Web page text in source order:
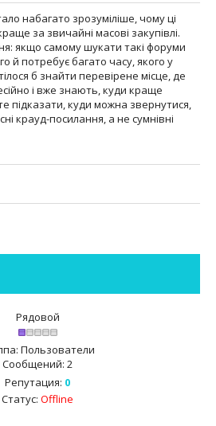
набагато зрозуміліше, чому ці
за звичайні масові закупівлі.
якщо самому шукати такі форуми
й потребує багато часу, якого у
б знайти перевірене місце, де
і вже знають, куди краще
підказати, куди можна звернутися,
крауд-посилання, а не сумнівні
Рядовой
Пользователи
Сообщений: 2
Репутация: 0
Статус: Offline